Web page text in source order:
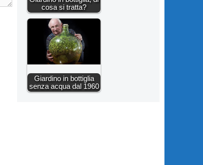
cosa si tratta?
Giardino in bottiglia
senza acqua dal 1960